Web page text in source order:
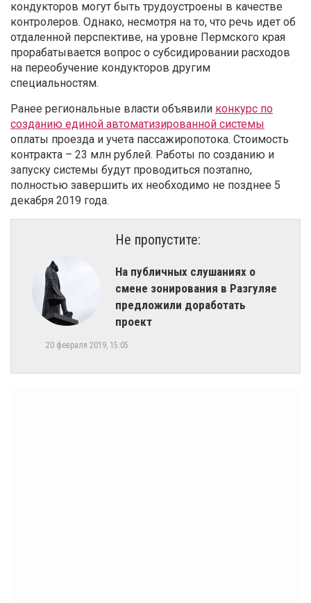
кондукторов могут быть трудоустроены в качестве
контролеров. Однако, несмотря на то, что речь идет об
отдаленной перспективе, на уровне Пермского края
прорабатывается вопрос о субсидировании расходов
на переобучение кондукторов другим
специальностям.
Ранее региональные власти объявили конкурс по
созданию единой автоматизированной системы
оплаты проезда и учета пассажиропотока. Стоимость
контракта – 23 млн рублей. Работы по созданию и
запуску системы будут проводиться поэтапно,
полностью завершить их необходимо не позднее 5
декабря 2019 года.
Не пропустите:
​На публичных слушаниях о
смене зонирования в Разгуляе
предложили доработать
проект
20 февраля 2019, 15:05